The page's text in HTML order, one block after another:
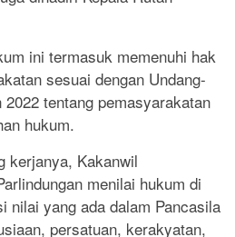
ini termasuk memenuhi hak
sesuai dengan Undang-
2022 tentang pemasyarakatan
hukum.
kerjanya, Kakanwil
menilai hukum di
nilai yang ada dalam Pancasila
persatuan, kerakyatan,